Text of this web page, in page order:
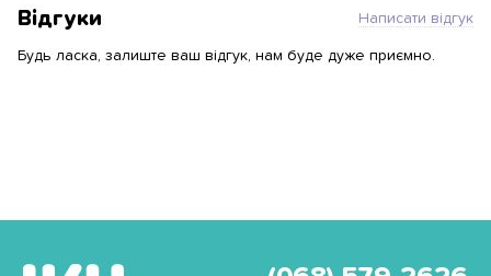
Відгуки Написати відгук
Будь ласка, залиште ваш відгук, нам буде дуже приємно.